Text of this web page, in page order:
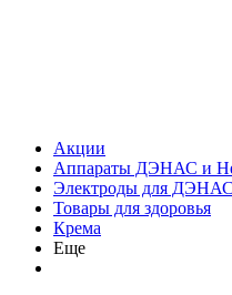
Акции
Аппараты ДЭНАС и
Электроды для ДЭНАС
Товары для здоровья
Крема
Еще